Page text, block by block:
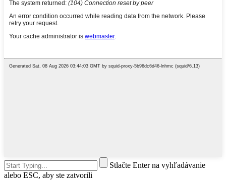
Stlačte Enter na vyhľadávanie
alebo ESC, aby ste zatvorili